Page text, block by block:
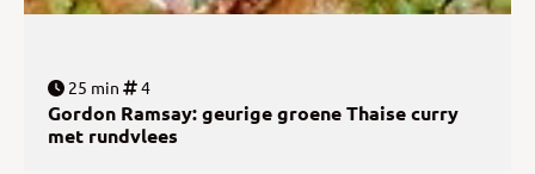
25 min 4
Gordon Ramsay: geurige groene Thaise curry
met rundvlees